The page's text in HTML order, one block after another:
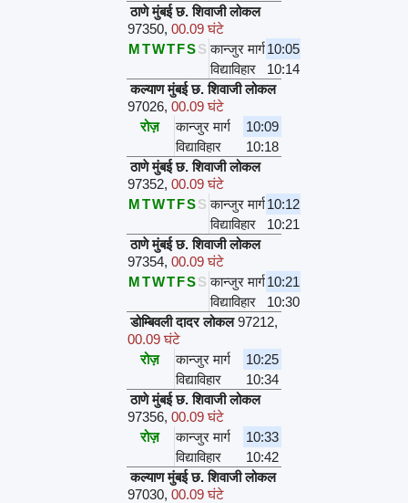
ठाणे मुंबई छ. शिवाजी लोकल
97350, 00.09 घंटे
MTWT FS S कान्जुर मार्ग 10:05
विद्याविहार
10:14
कल्याण मुंबई छ. शिवाजी लोकल
97026, 00.09 घंटे
रोज़
कान्जुर मार्ग
10:09
विद्याविहार
10:18
ठाणे मुंबई छ. शिवाजी लोकल
97352, 00.09 घंटे
MTWT FS S कान्जुर मार्ग 10:12
विद्याविहार
10:21
ठाणे मुंबई छ. शिवाजी लोकल
97354, 00.09 घंटे
MTWT FS S कान्जुर मार्ग 10:21
विद्याविहार
10:30
डोम्बिवली दादर लोकल 97212,
00.09 घंटे
रोज़
कान्जुर मार्ग
10:25
विद्याविहार
10:34
ठाणे मुंबई छ. शिवाजी लोकल
97356, 00.09 घंटे
रोज़
कान्जुर मार्ग
10:33
विद्याविहार
10:42
कल्याण मुंबई छ. शिवाजी लोकल
97030, 00.09 घंटे